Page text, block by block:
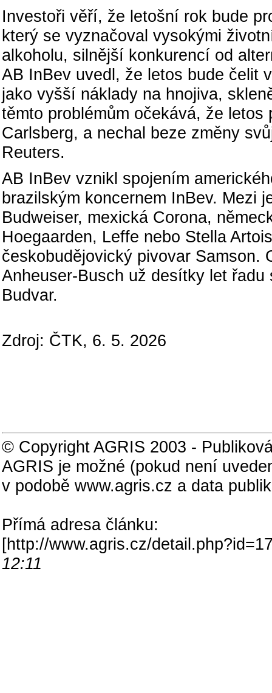
Investoři věří, že letošní rok bude
který se vyznačoval vysokými
alkoholu, silnější konkurencí od
AB InBev uvedl, že letos bude čelit
jako vyšší náklady na hnojiva,
těmto problémům očekává, že
Carlsberg, a nechal beze změny
Reuters.
AB InBev vznikl spojením
brazilským koncernem InBev. Mezi
Budweiser, mexická Corona,
Hoegaarden, Leffe nebo Stella
českobudějovický pivovar Samson.
Anheuser-Busch už desítky let
Budvar.
Zdroj: ČTK, 6. 5. 2026
© Copyright AGRIS 2003 -
AGRIS je možné (pokud není
v podobě www.agris.cz a data
Přímá adresa článku:
[http://www.agris.cz/
12:11